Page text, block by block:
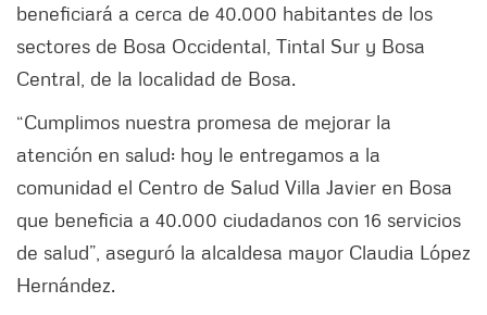
beneficiará a cerca de 40.000 habitantes de los
sectores de Bosa Occidental, Tintal Sur y Bosa
Central, de la localidad de Bosa.
“Cumplimos nuestra promesa de mejorar la
atención en salud: hoy le entregamos a la
comunidad el Centro de Salud Villa Javier en Bosa
que beneficia a 40.000 ciudadanos con 16 servicios
de salud”, aseguró la alcaldesa mayor Claudia López
Hernández.